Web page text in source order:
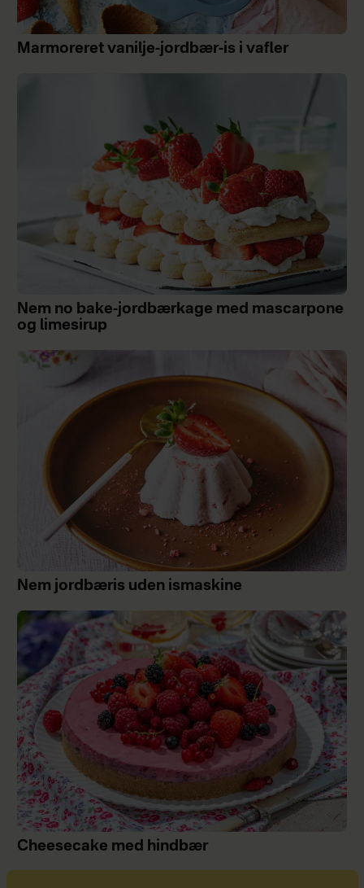
Marmoreret vanilje-jordbær-is i vafler
Nem no bake-jordbærkage med mascarpone
og limesirup
Nem jordbæris uden ismaskine
Cheesecake med hindbær